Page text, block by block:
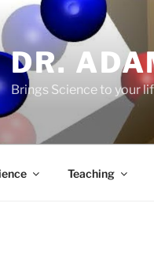
DR.
Brings Science to your
Teaching